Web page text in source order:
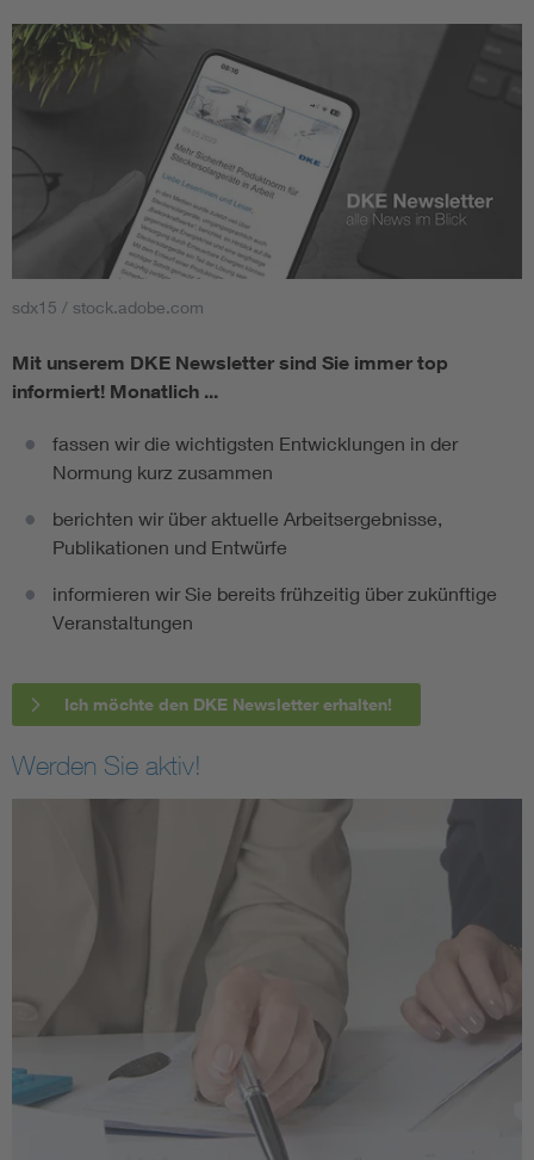
sdx15 / stock.adobe.com
Mit unserem DKE Newsletter sind Sie immer top
informiert! Monatlich ...
fassen wir die wichtigsten Entwicklungen in der
Normung kurz zusammen
berichten wir über aktuelle Arbeitsergebnisse,
Publikationen und Entwürfe
informieren wir Sie bereits frühzeitig über zukünftige
Veranstaltungen
Ich möchte den DKE Newsletter erhalten!
Werden Sie aktiv!